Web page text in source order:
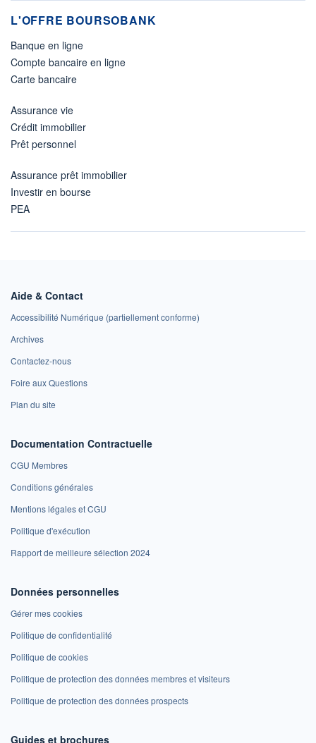
L'OFFRE BOURSOBANK
Banque en ligne
Compte bancaire en ligne
Carte bancaire
Assurance vie
Crédit immobilier
Prêt personnel
Assurance prêt immobilier
Investir en bourse
PEA
Aide & Contact
Accessibilité Numérique (partiellement conforme)
Archives
Contactez-nous
Foire aux Questions
Plan du site
Documentation Contractuelle
CGU Membres
Conditions générales
Mentions légales et CGU
Politique d'exécution
Rapport de meilleure sélection 2024
Données personnelles
Gérer mes cookies
Politique de confidentialité
Politique de cookies
Politique de protection des données membres et visiteurs
Politique de protection des données prospects
Guides et brochures